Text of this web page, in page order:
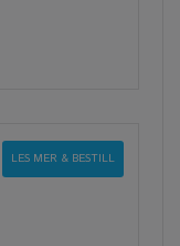
LES MER & BESTILL